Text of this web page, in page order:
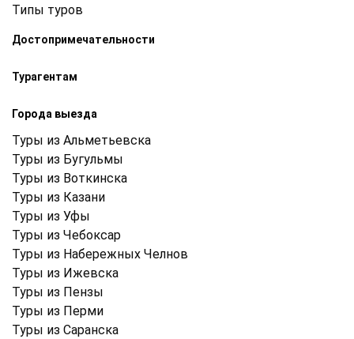
Типы туров
Достопримечательности
Турагентам
Города выезда
Туры из Альметьевска
Туры из Бугульмы
Туры из Воткинска
Туры из Казани
Туры из Уфы
Туры из Чебоксар
Туры из Набережных Челнов
Туры из Ижевска
Туры из Пензы
Туры из Перми
Туры из Саранска